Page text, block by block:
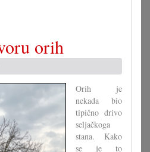
orih
Orih je
nekada bio
tipično drivo
seljačkoga
stana. Kako
se je to